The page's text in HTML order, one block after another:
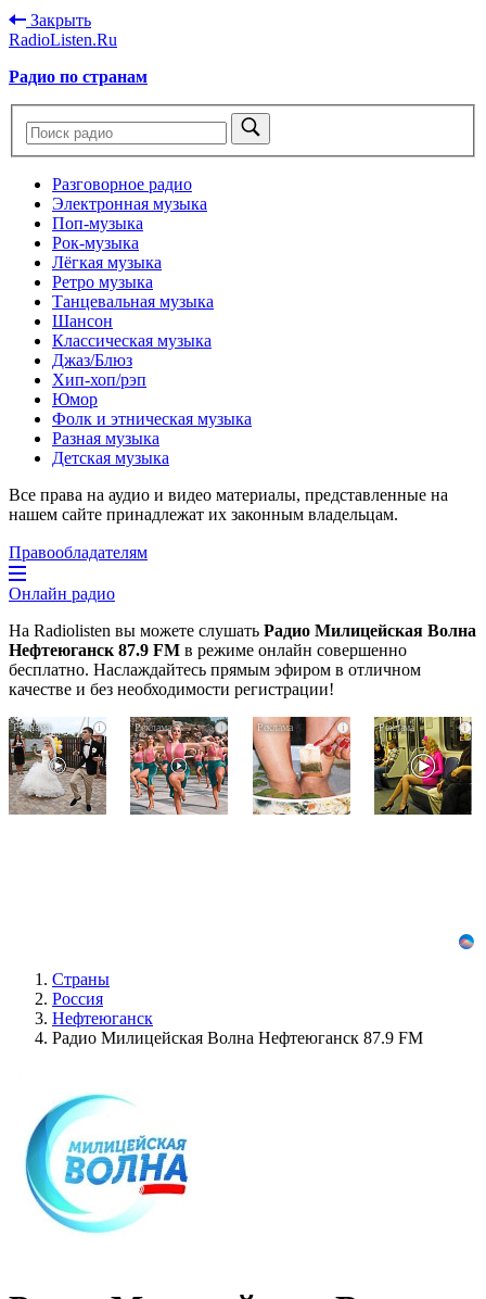
Закрыть
RadioListen.Ru
Радио по странам
Разговорное радио
Электронная музыка
Поп-музыка
Рок-музыка
Лёгкая музыка
Ретро музыка
Танцевальная музыка
Шансон
Классическая музыка
Джаз/Блюз
Хип-хоп/рэп
Юмор
Фолк и этническая музыка
Разная музыка
Детская музыка
Все права на аудио и видео материалы, представленные на
нашем сайте принадлежат их законным владельцам.
Правообладателям
Онлайн радио
На Radiolisten вы можете слушать Радио Милицейская Волна
Нефтеюганск 87.9 FM в режиме онлайн совершенно
бесплатно. Наслаждайтесь прямым эфиром в отличном
качестве и без необходимости регистрации!
i
Этот
танец
невесты
оставит
вас
i
Ржу
переставая,
это
видео
i
Этот
трюк
уничтожает
грибок
i
Страны
Россия
Нефтеюганск
Радио Милицейская Волна Нефтеюганск 87.9 FM